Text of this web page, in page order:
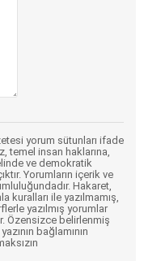
yorum sütunları ifade
temel insan haklarına,
ve demokratik
Yorumların içerik ve
Hakaret,
ile yazılmamış,
yazılmış yorumlar
Özensizce belirlenmiş
bağlamının